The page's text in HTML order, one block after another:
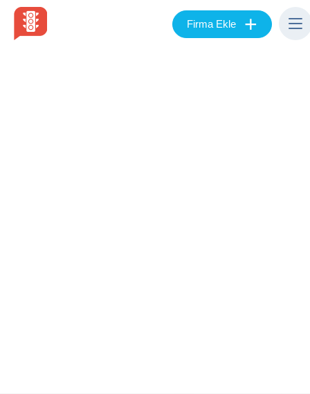
Firma Ekle +